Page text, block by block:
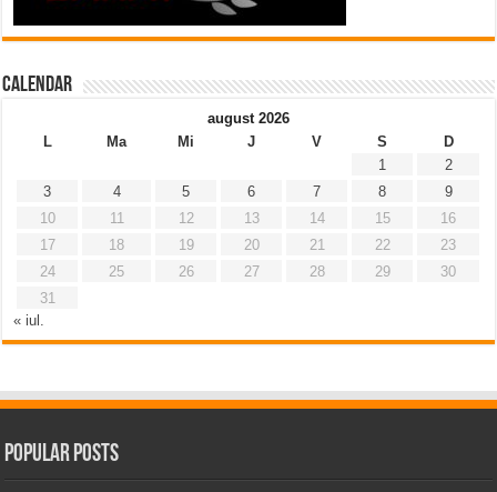
Calendar
august 2026
L
Ma Mi J V S
D
1
2
3
4 5 6 7 8
9
10
11 12 13 14 15
16
17
18 19 20 21 22
23
24
25 26 27 28 29
30
31
« iul.
Popular Posts